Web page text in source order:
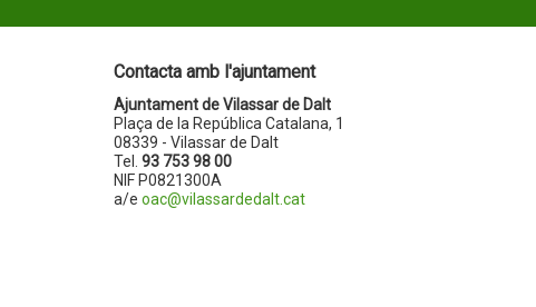
Contacta amb l'ajuntament
Ajuntament de Vilassar de Dalt
Plaça de la República Catalana, 1
08339 - Vilassar de Dalt
Tel. 93 753 98 00
NIF P0821300A
a/e oac@vilassardedalt.cat